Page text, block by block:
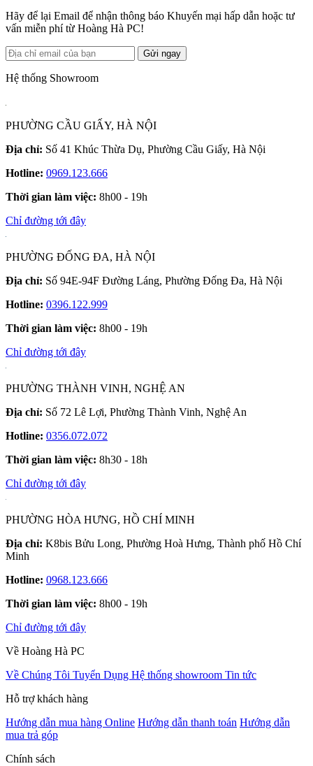
Hãy để lại Email để nhận thông báo Khuyến mại hấp dẫn hoặc tư
vấn miễn phí từ Hoàng Hà PC!
Gửi ngay
Hệ thống Showroom
PHƯỜNG CẦU GIẤY, HÀ NỘI
Địa chỉ: Số 41 Khúc Thừa Dụ, Phường Cầu Giấy, Hà Nội
Hotline: 0969.123.666
Thời gian làm việc: 8h00 - 19h
Chỉ đường tới đây
PHƯỜNG ĐỐNG ĐA, HÀ NỘI
Địa chỉ: Số 94E-94F Đường Láng, Phường Đống Đa, Hà Nội
Hotline: 0396.122.999
Thời gian làm việc: 8h00 - 19h
Chỉ đường tới đây
PHƯỜNG THÀNH VINH, NGHỆ AN
Địa chỉ: Số 72 Lê Lợi, Phường Thành Vinh, Nghệ An
Hotline: 0356.072.072
Thời gian làm việc: 8h30 - 18h
Chỉ đường tới đây
PHƯỜNG HÒA HƯNG, HỒ CHÍ MINH
Địa chỉ: K8bis Bửu Long, Phường Hoà Hưng, Thành phố Hồ Chí
Minh
Hotline: 0968.123.666
Thời gian làm việc: 8h00 - 19h
Chỉ đường tới đây
Về Hoàng Hà PC
Về Chúng Tôi Tuyển Dụng Hệ thống showroom Tin tức
Hỗ trợ khách hàng
Hướng dẫn mua hàng Online Hướng dẫn thanh toán Hướng dẫn
mua trả góp
Chính sách